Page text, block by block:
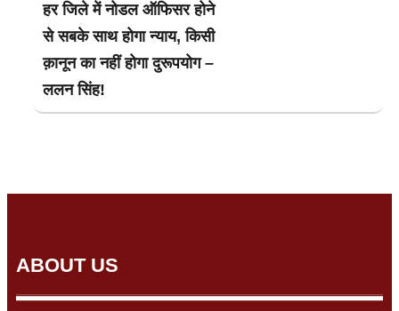
हर जिले में नोडल ऑफिसर होने
से सबके साथ होगा न्याय, किसी
क़ानून का नहीं होगा दुरूपयोग –
ललन सिंह!
ABOUT US